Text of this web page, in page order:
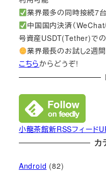
業界最多の同時接続7台
中国国内決済（
号資産USDT(Tether)で
業界最長のお試し2週
こちらからどうぞ!
小龍茶館新RSSフィード
カ
Android (82)